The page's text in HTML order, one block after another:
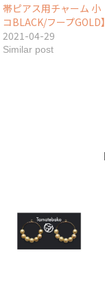
帯ピアス用チャーム 小
コBLACK/フープGOLD】
2021-04-29
Similar post